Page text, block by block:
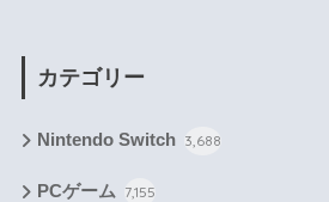
カテゴリー
Nintendo Switch 3,688
PCゲーム 7,155